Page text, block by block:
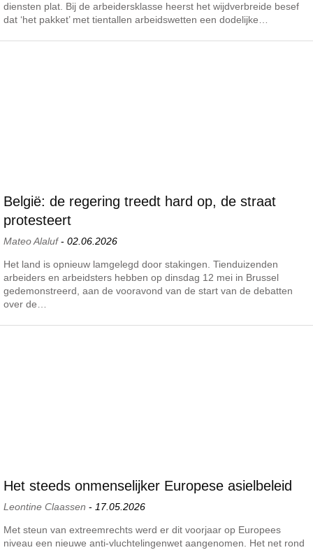
diensten plat. Bij de arbeidersklasse heerst het wijdverbreide besef
dat ‘het pakket’ met tientallen arbeidswetten een dodelijke…
België: de regering treedt hard op, de straat
protesteert
Mateo Alaluf- 02.06.2026
Het land is opnieuw lamgelegd door stakingen. Tienduizenden
arbeiders en arbeidsters hebben op dinsdag 12 mei in Brussel
gedemonstreerd, aan de vooravond van de start van de debatten
over de…
Het steeds onmenselijker Europese asielbeleid
Leontine Claassen - 17.05.2026
Met steun van extreemrechts werd er dit voorjaar op Europees
niveau een nieuwe anti-vluchtelingenwet aangenomen. Het net rond